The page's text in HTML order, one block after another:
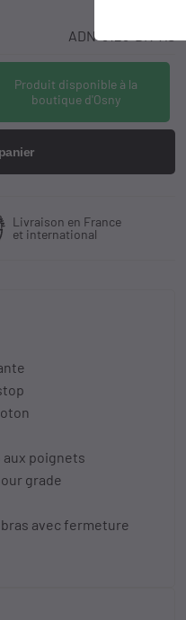
ADN-3123-DN-XS
Produit disponible à la
boutique d'Osny
en France
poignets
grade
avec fermeture